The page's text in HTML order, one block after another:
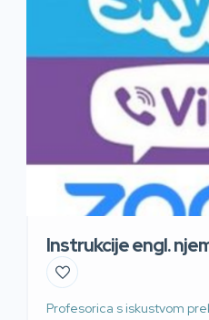
Instrukcije engl.
španjolski
Profesorica s iskustvom